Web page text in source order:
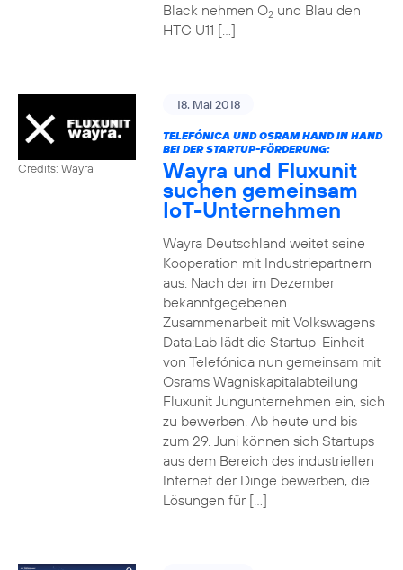
Black nehmen O2und Blau den
HTC U11 […]
Credits: Wayra
18. Mai 2018
TELEFÓNICA UND OSRAM HAND IN HAND
BEI DER STARTUP-FÖRDERUNG:
Wayra und Fluxunit
suchen gemeinsam
IoT-Unternehmen
Wayra Deutschland weitet seine
Kooperation mit Industriepartnern
aus. Nach der im Dezember
bekanntgegebenen
Zusammenarbeit mit Volkswagens
Data:Lab lädt die Startup-Einheit
von Telefónica nun gemeinsam mit
Osrams Wagniskapitalabteilung
Fluxunit Jungunternehmen ein, sich
zu bewerben. Ab heute und bis
zum 29. Juni können sich Startups
aus dem Bereich des industriellen
Internet der Dinge bewerben, die
Lösungen für […]